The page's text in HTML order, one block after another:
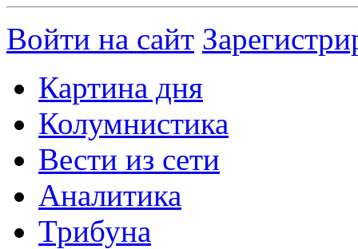
Войти на сайт
Картина дня
Колумнистика
Вести из сети
Аналитика
Трибуна